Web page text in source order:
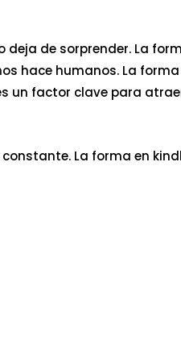
de sorprender. La
hace humanos. La
un factor clave para
La forma en